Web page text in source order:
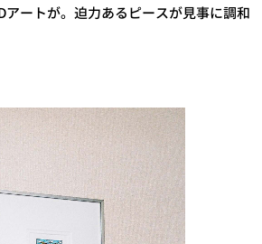
ートが。迫力あるピースが見事に調和